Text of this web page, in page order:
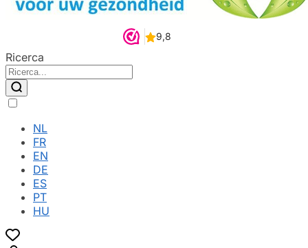
Ricerca
NL
FR
EN
DE
ES
PT
HU